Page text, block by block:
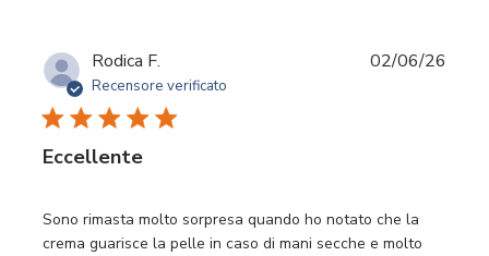
Rodica F.
Recensore verificato
Eccellente
Sono rimasta molto sorpresa quando ho notato che la
crema guarisce la pelle in caso di mani secche e molto
02/06/26